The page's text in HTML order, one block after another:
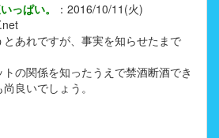
っぱい。 ： 2016/10/11(火)
あれですが、事実を知らせたまで
の関係を知ったうえで禁酒断酒でき
良いでしょう。